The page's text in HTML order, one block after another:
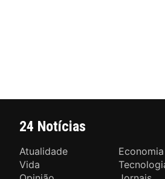
24 Notícias
Atualidade Economia
Vida